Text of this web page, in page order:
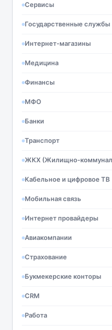
Сервисы
Государственные службы
Интернет-магазины
Медицина
Финансы
МФО
Банки
Транспорт
ЖКХ (Жилищно-
Кабельное и цифровое ТВ
Мобильная связь
Интернет провайдеры
Авиакомпании
Страхование
Букмекерские конторы
CRM
Работа